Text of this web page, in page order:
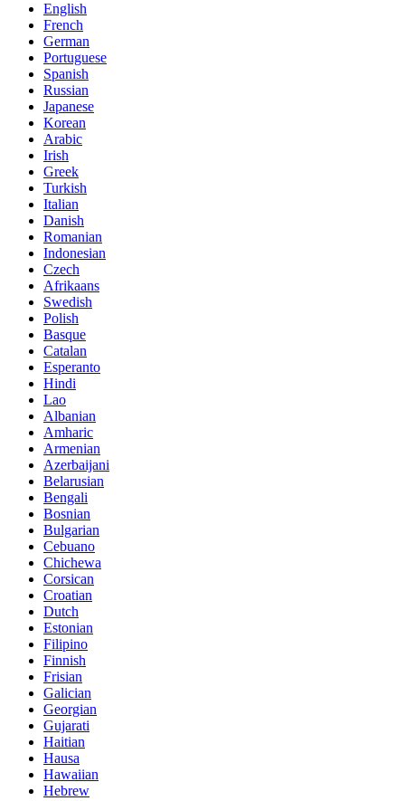
English
French
German
Portuguese
Spanish
Russian
Japanese
Korean
Arabic
Irish
Greek
Turkish
Italian
Danish
Romanian
Indonesian
Czech
Afrikaans
Swedish
Polish
Basque
Catalan
Esperanto
Hindi
Lao
Albanian
Amharic
Armenian
Azerbaijani
Belarusian
Bengali
Bosnian
Bulgarian
Cebuano
Chichewa
Corsican
Croatian
Dutch
Estonian
Filipino
Finnish
Frisian
Galician
Georgian
Gujarati
Haitian
Hausa
Hawaiian
Hebrew